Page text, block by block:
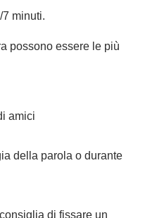
minuti.
possono essere le più
amici
della parola o durante